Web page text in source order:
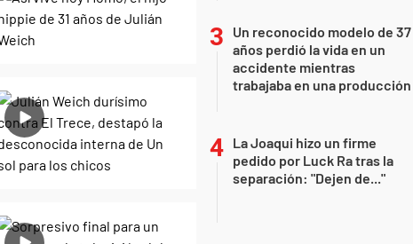
Un reconocido modelo de 37
años perdió la vida en un
accidente mientras
trabajaba en una producción
La Joaqui hizo un firme
pedido por Luck Ra tras la
separación: "Dejen de..."